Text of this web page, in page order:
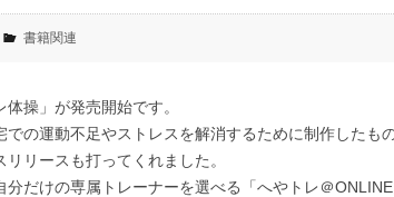
書籍関連
操」が発売開始です。
での運動不足やストレスを解消するために制作したも
リースも打ってくれました。
分だけの専属トレーナーを選べる「へやトレ＠